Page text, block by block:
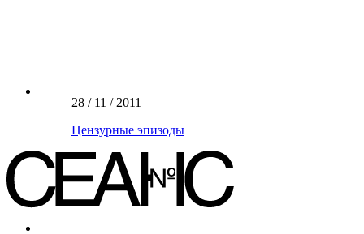
28 / 11 / 2011
Цензурные эпизоды